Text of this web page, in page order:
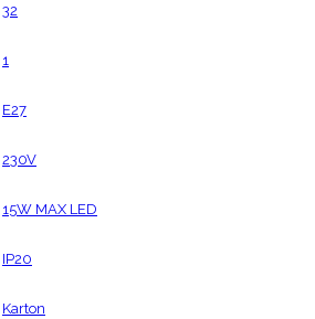
32
1
E27
230V
15W MAX LED
IP20
Karton